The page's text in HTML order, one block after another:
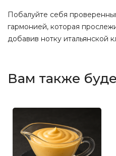
Побалуйте себя
гармонией, которая
добавив нотку итальянской
Вам также